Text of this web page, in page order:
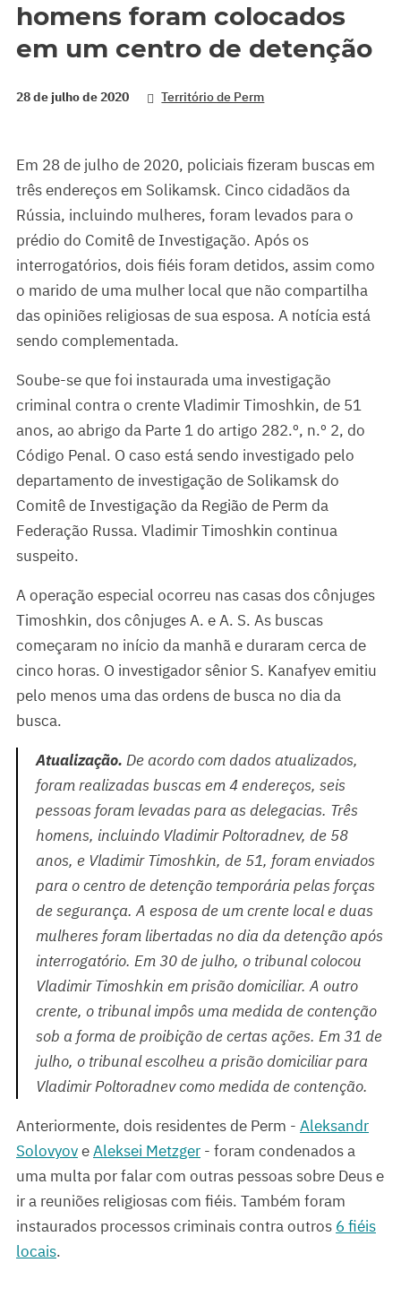
homens foram colocados
em um centro de detenção
28 de julho de 2020 Território de Perm
Em 28 de julho de 2020, policiais fizeram buscas em
três endereços em Solikamsk. Cinco cidadãos da
Rússia, incluindo mulheres, foram levados para o
prédio do Comitê de Investigação. Após os
interrogatórios, dois fiéis foram detidos, assim como
o marido de uma mulher local que não compartilha
das opiniões religiosas de sua esposa. A notícia está
sendo complementada.
Soube-se que foi instaurada uma investigação
criminal contra o crente Vladimir Timoshkin, de 51
anos, ao abrigo da Parte 1 do artigo 282.º, n.º 2, do
Código Penal. O caso está sendo investigado pelo
departamento de investigação de Solikamsk do
Comitê de Investigação da Região de Perm da
Federação Russa. Vladimir Timoshkin continua
suspeito.
A operação especial ocorreu nas casas dos cônjuges
Timoshkin, dos cônjuges A. e A. S. As buscas
começaram no início da manhã e duraram cerca de
cinco horas. O investigador sênior S. Kanafyev emitiu
pelo menos uma das ordens de busca no dia da
busca.
Atualização. De acordo com dados atualizados,
foram realizadas buscas em 4 endereços, seis
pessoas foram levadas para as delegacias. Três
homens, incluindo Vladimir Poltoradnev, de 58
anos, e Vladimir Timoshkin, de 51, foram enviados
para o centro de detenção temporária pelas forças
de segurança. A esposa de um crente local e duas
mulheres foram libertadas no dia da detenção após
interrogatório. Em 30 de julho, o tribunal colocou
Vladimir Timoshkin em prisão domiciliar. A outro
crente, o tribunal impôs uma medida de contenção
sob a forma de proibição de certas ações. Em 31 de
julho, o tribunal escolheu a prisão domiciliar para
Vladimir Poltoradnev como medida de contenção.
Anteriormente, dois residentes de Perm - Aleksandr
SolovyoveAleksei Metzger - foram condenados a
uma multa por falar com outras pessoas sobre Deus e
ir a reuniões religiosas com fiéis. Também foram
instaurados processos criminais contra outros 6 fiéis
locais.